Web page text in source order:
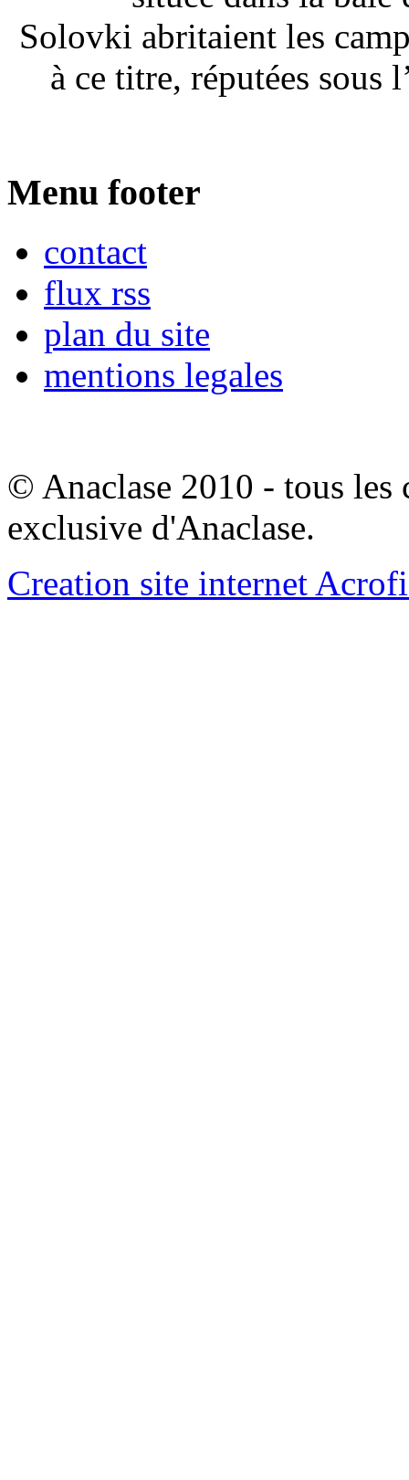
Solovki abritaient les
à ce titre, réputées sous
Menu footer
contact
flux rss
plan du site
mentions legales
© Anaclase 2010 - tous les
exclusive d'Anaclase.
Creation site internet